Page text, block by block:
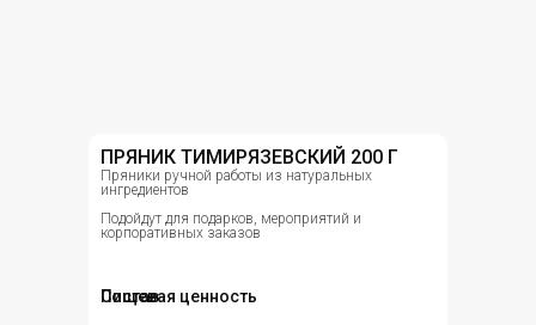
ПРЯНИК ТИМИРЯЗЕВСКИЙ 200 Г
Пряники ручной работы из натуральных
ингредиентов
Подойдут для подарков, мероприятий и
корпоративных заказов
Состав
Пищевая ценность